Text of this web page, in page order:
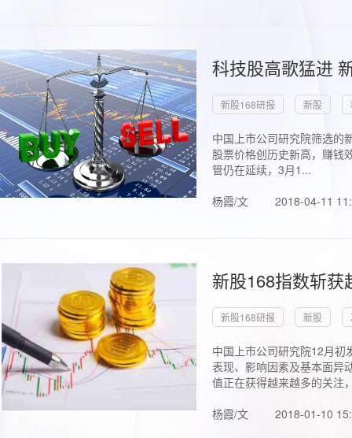
科技股高歌猛进
新股168研报 新股
中国上市公司研究院筛选的
股票价格创历史新高，赚钱
管仍在延续，3月1...
杨霞/文
2018-04-11
新股168指数斩
新股168研报 新股
中国上市公司研究院12月初
表现、影响因素及基本面异
值正在获得越来越多的关注
杨霞/文
2018-01-10